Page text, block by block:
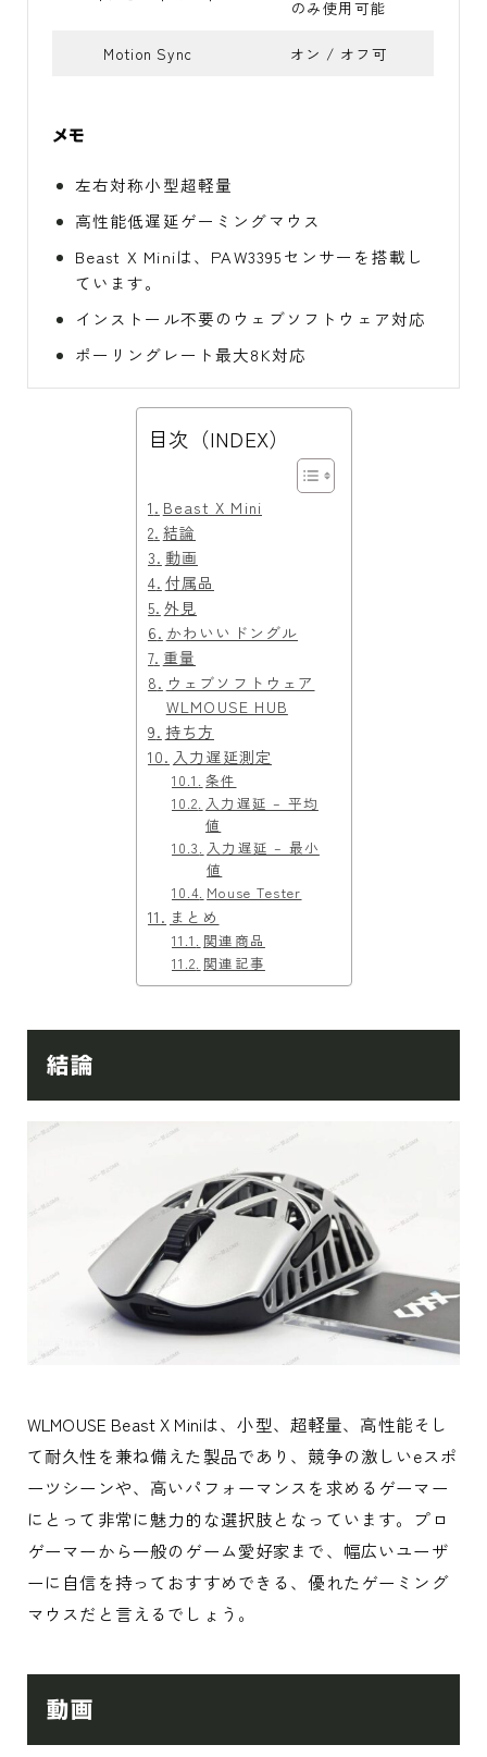
のみ使用可能
Motion Sync オン / オフ可
メモ
左右対称小型超軽量
高性能低遅延ゲーミングマウス
Beast X Miniは、PAW3395センサーを搭載し
ています。
インストール不要のウェブソフトウェア対応
ポーリングレート最大8K対応
目次（INDEX）
Beast X Mini
結論
動画
付属品
外見
かわいいドングル
重量
ウェブソフトウェア
WLMOUSE HUB
持ち方
入力遅延測定
条件
入力遅延 – 平均
値
入力遅延 – 最小
値
Mouse Tester
まとめ
関連商品
関連記事
結論
WLMOUSE Beast X Miniは、小型、超軽量、高性能そし
て耐久性を兼ね備えた製品であり、競争の激しいeスポ
ーツシーンや、高いパフォーマンスを求めるゲーマー
にとって非常に魅力的な選択肢となっています。プロ
ゲーマーから一般のゲーム愛好家まで、幅広いユーザ
ーに自信を持っておすすめできる、優れたゲーミング
マウスだと言えるでしょう。
動画